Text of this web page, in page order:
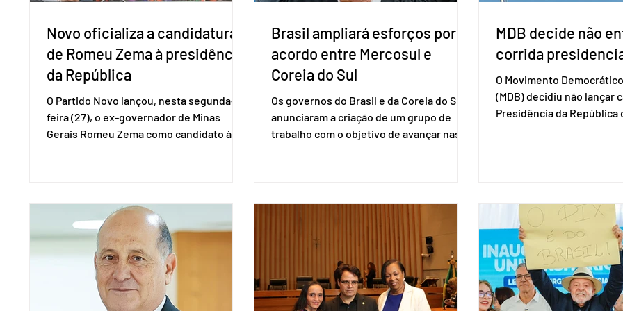
Novo oficializa a candidatura
de Romeu Zema à presidência
da República
O Partido Novo lançou, nesta segunda-
feira (27), o ex-governador de Minas
Gerais Romeu Zema como candidato à
vice-presidente. A convenção contou
com a presença do presidente nacional
do partido, Eduardo Ribeiro, e do senador
Eduardo Girão, filiado ao Novo desde
fevereiro de 2023. Formado em
administração de empresas pela Fundaç
Brasil ampliará esforços por
acordo entre Mercosul e
Coreia do Sul
Os governos do Brasil e da Coreia do Sul
anunciaram a criação de um grupo de
trabalho com o objetivo de avançar nas
“Decidimos criar um grupo de trabalho
que vai identificar sensibilidades dos
dois lados e evitar que elas sejam um
empecilho para a retomada das
negociações de um acordo do Mercosul
com a Coreia”, disse o presiden
MDB decide não
corrida
O Movimento
(MDB) decidiu não lançar
Presidência da República
formação de alianças no
ideia, segundo o partido,
eleição de governadores
estaduais, além de
no Congresso Nacional,